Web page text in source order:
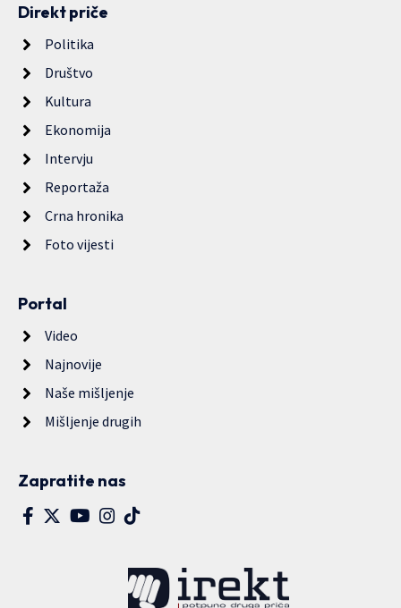
Direkt priče
Politika
Društvo
Kultura
Ekonomija
Intervju
Reportaža
Crna hronika
Foto vijesti
Portal
Video
Najnovije
Naše mišljenje
Mišljenje drugih
Zapratite nas